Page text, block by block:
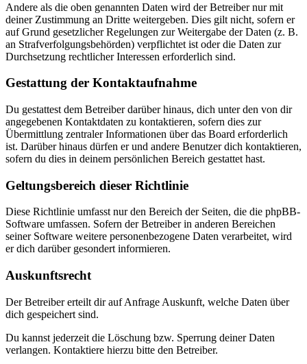
Andere als die oben genannten Daten wird der Betreiber nur mit
deiner Zustimmung an Dritte weitergeben. Dies gilt nicht, sofern er
auf Grund gesetzlicher Regelungen zur Weitergabe der Daten (z. B.
an Strafverfolgungsbehörden) verpflichtet ist oder die Daten zur
Durchsetzung rechtlicher Interessen erforderlich sind.
Gestattung der Kontaktaufnahme
Du gestattest dem Betreiber darüber hinaus, dich unter den von dir
angegebenen Kontaktdaten zu kontaktieren, sofern dies zur
Übermittlung zentraler Informationen über das Board erforderlich
ist. Darüber hinaus dürfen er und andere Benutzer dich kontaktieren,
sofern du dies in deinem persönlichen Bereich gestattet hast.
Geltungsbereich dieser Richtlinie
Diese Richtlinie umfasst nur den Bereich der Seiten, die die phpBB-
Software umfassen. Sofern der Betreiber in anderen Bereichen
seiner Software weitere personenbezogene Daten verarbeitet, wird
er dich darüber gesondert informieren.
Auskunftsrecht
Der Betreiber erteilt dir auf Anfrage Auskunft, welche Daten über
dich gespeichert sind.
Du kannst jederzeit die Löschung bzw. Sperrung deiner Daten
verlangen. Kontaktiere hierzu bitte den Betreiber.